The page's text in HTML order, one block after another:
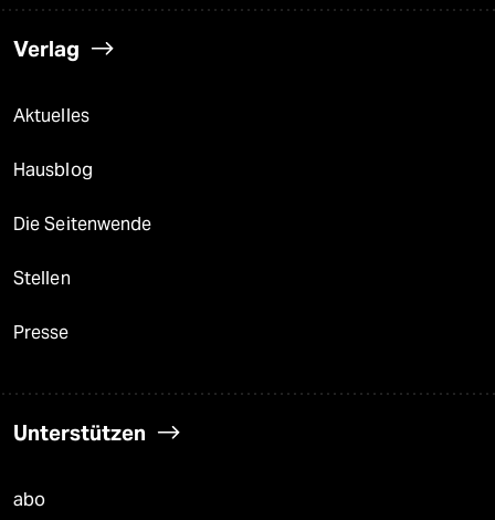
Verlag
Aktuelles
Hausblog
Die Seitenwende
Stellen
Presse
Unterstützen
abo